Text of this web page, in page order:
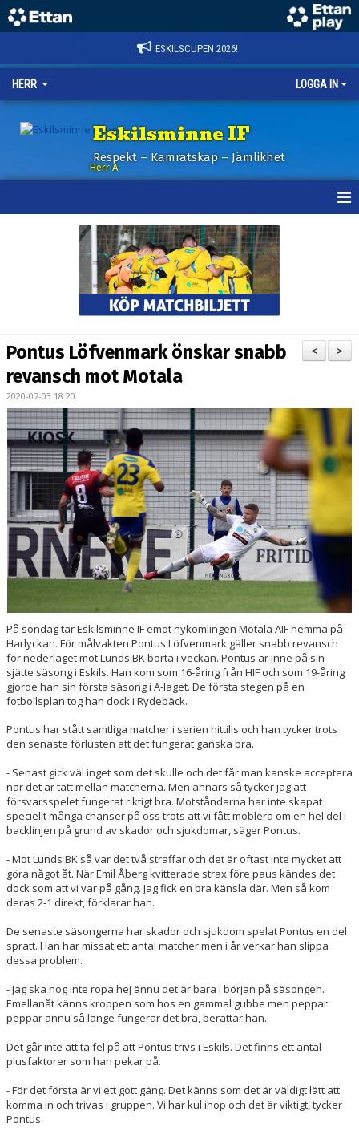
ESKILSCUPEN 2026!
HERR LOGGA IN
Eskilsminne IF
Respekt – Kamratskap – Jämlikhet
Herr A
KONTAKT
MATCHER
ETTAN SÖDRA
>
<
Pontus Löfvenmark önskar snabb
revansch mot Motala
2020-07-03 18:20
På söndag tar Eskilsminne IF emot nykomlingen Motala AIF hemma på
Harlyckan. För målvakten Pontus Löfvenmark gäller snabb revansch
för nederlaget mot Lunds BK borta i veckan. Pontus är inne på sin
sjätte säsong i Eskils. Han kom som 16-åring från HIF och som 19-åring
gjorde han sin första säsong i A-laget. De första stegen på en
fotbollsplan tog han dock i Rydebäck.
Pontus har stått samtliga matcher i serien hittills och han tycker trots
den senaste förlusten att det fungerat ganska bra.
- Senast gick väl inget som det skulle och det får man kanske acceptera
när det är tätt mellan matcherna. Men annars så tycker jag att
försvarsspelet fungerat riktigt bra. Motståndarna har inte skapat
speciellt många chanser på oss trots att vi fått möblera om en hel del i
backlinjen på grund av skador och sjukdomar, säger Pontus.
- Mot Lunds BK så var det två straffar och det är oftast inte mycket att
göra något åt. När Emil Åberg kvitterade strax före paus kändes det
dock som att vi var på gång. Jag fick en bra känsla där. Men så kom
deras 2-1 direkt, förklarar han.
De senaste säsongerna har skador och sjukdom spelat Pontus en del
spratt. Han har missat ett antal matcher men i år verkar han slippa
dessa problem.
- Jag ska nog inte ropa hej ännu det är bara i början på säsongen.
Emellanåt känns kroppen som hos en gammal gubbe men peppar
peppar ännu så länge fungerar det bra, berättar han.
Det går inte att ta fel på att Pontus trivs i Eskils. Det finns ett antal
plusfaktorer som han pekar på.
- För det första är vi ett gott gäng. Det känns som det är väldigt lätt att
komma in och trivas i gruppen. Vi har kul ihop och det är viktigt, tycker
Pontus.